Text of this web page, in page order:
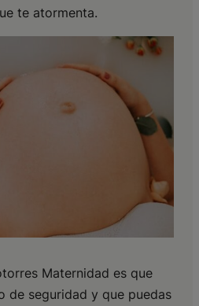
te atormenta.
Maternidad es que
de seguridad y que puedas